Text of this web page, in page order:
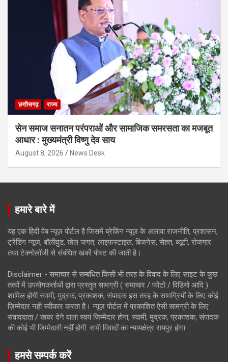
छत्तीसगढ़ राज्य
सेन समाज सनातन परंपराओं और सामाजिक समरसता का मजबूत
आधार : मुख्यमंत्री विष्णु देव साय
August 8, 2026 News Desk
हमारे बारे में
यह एक हिंदी वेब न्यूज़ पोर्टल है जिसमें ब्रेकिंग न्यूज़ के अलावा राजनीति, प्रशासन,
ट्रेंडिंग न्यूज, बॉलीवुड, खेल जगत, लाइफस्टाइल, बिजनेस, सेहत, ब्यूटी, रोजगार
तथा टेक्नोलॉजी से संबंधित खबरें पोस्ट की जाती है।
Disclaimer - समाचार से सम्बंधित किसी भी तरह के विवाद के लिए साइट के कुछ
तत्वों में उपयोगकर्ताओं द्वारा प्रस्तुत सामग्री ( समाचार / फोटो / विडियो आदि )
शामिल होगी स्वामी, मुद्रक, प्रकाशक, संपादक इस तरह के सामग्रियों के लिए कोई
ज़िम्मेदार नहीं स्वीकार करता है। न्यूज़ पोर्टल में प्रकाशित ऐसी सामग्री के लिए
संवाददाता / खबर देने वाला स्वयं जिम्मेदार होगा, स्वामी, मुद्रक, प्रकाशक, संपादक
की कोई भी जिम्मेदारी नहीं होगी. सभी विवादों का न्यायक्षेत्र रायपुर होगा
हमसे सम्पर्क करें